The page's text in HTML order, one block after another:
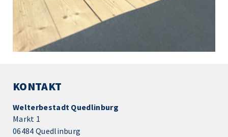
KONTAKT
Welterbestadt Quedlinburg
Markt 1
06484 Quedlinburg